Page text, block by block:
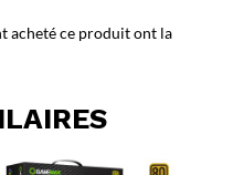
acheté ce produit ont la